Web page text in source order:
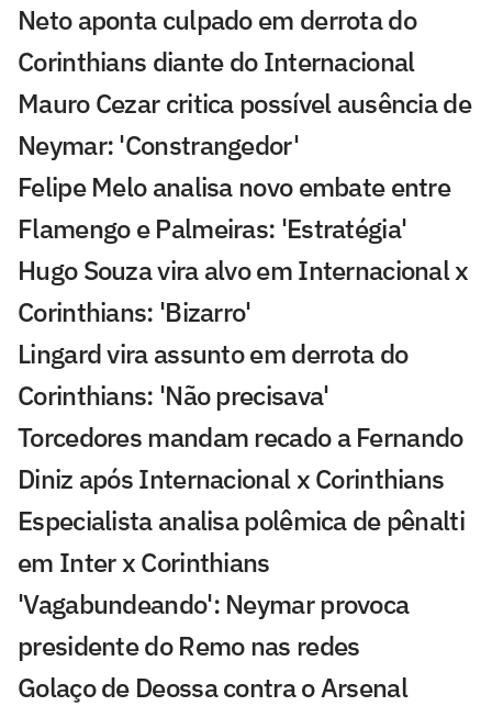
Neto aponta culpado em derrota do
Corinthians diante do Internacional
Mauro Cezar critica possível ausência de
Neymar: 'Constrangedor'
Felipe Melo analisa novo embate entre
Flamengo e Palmeiras: 'Estratégia'
Hugo Souza vira alvo em Internacional x
Corinthians: 'Bizarro'
Lingard vira assunto em derrota do
Corinthians: 'Não precisava'
Torcedores mandam recado a Fernando
Diniz após Internacional x Corinthians
Especialista analisa polêmica de pênalti
em Inter x Corinthians
'Vagabundeando': Neymar provoca
presidente do Remo nas redes
Golaço de Deossa contra o Arsenal